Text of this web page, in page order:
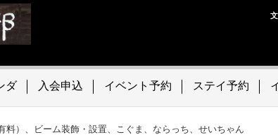
ダ 入会申込 イベント予約 ステイ予約
料）、ビーム装飾・設置、こぐま、ならっち、せいちゃん